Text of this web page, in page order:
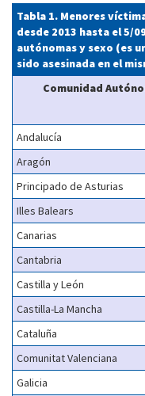
Tabla 1. Menores
desde 2013 hasta el 5/
autónomas y sexo (es
sido asesinada en el
Comunidad
Andalucía
Aragón
Principado de Asturias
Illes Balears
Canarias
Cantabria
Castilla y León
Castilla-La Mancha
Cataluña
Comunitat Valenciana
Galicia